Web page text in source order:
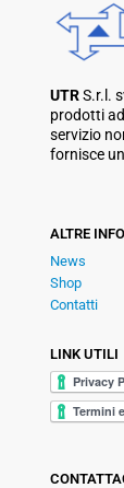
UTRS.r.l.
prodotti
servizio
fornisce un
ALTRE INFO
News
Shop
Contatti
LINK UTILI